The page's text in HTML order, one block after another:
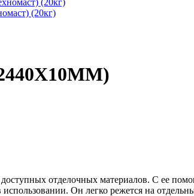
(20кг)
отделочных материалов. С ее
Он легко режется на